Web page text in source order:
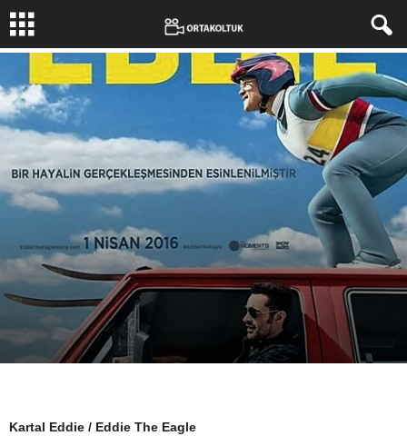
Kartal Eddie / Eddie The Eagle